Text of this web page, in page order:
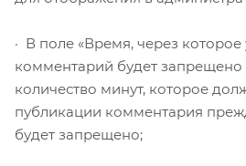
· В поле «Время, через которое
комментарий будет
количество минут, которое
публикации комментария
будет запрещено;